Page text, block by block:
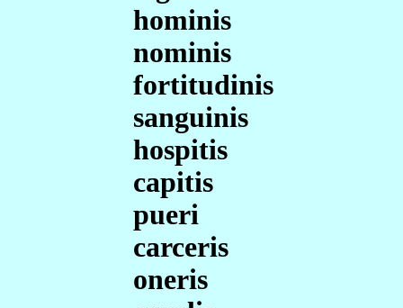
hominis
nominis
fortitudinis
sanguinis
hospitis
capitis
pueri
carceris
oneris